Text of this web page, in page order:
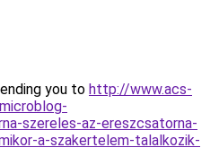
you to http://www.acs-
szereles-az-ereszcsatorna-
a-szakertelem-talalkozik-